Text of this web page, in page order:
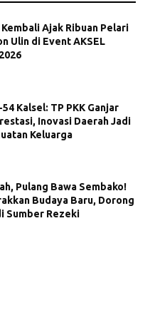
Ajak Ribuan Pelari
Ulin di Event AKSEL
54 Kalsel: TP PKK Ganjar
Inovasi Daerah Jadi
Keluarga
Pulang Bawa Sembako!
Budaya Baru, Dorong
Sumber Rezeki